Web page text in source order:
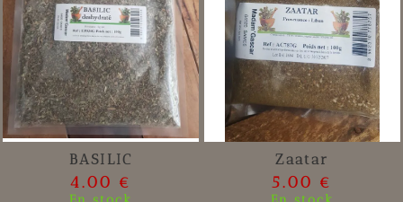
BASILIC
4.00 €
Zaatar
5.00 €